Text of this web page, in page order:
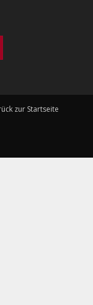
zur Startseite